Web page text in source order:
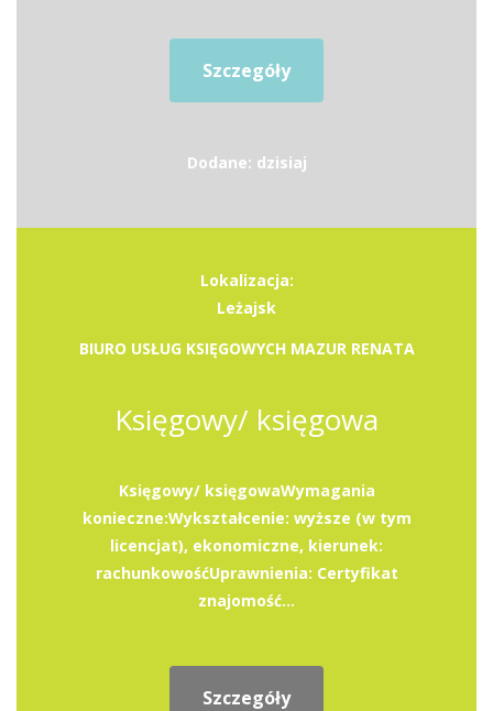
Szczegóły
Dodane: dzisiaj
Lokalizacja:
Leżajsk
BIURO USŁUG KSIĘGOWYCH MAZUR RENATA
Księgowy/ księgowa
Księgowy/ księgowaWymagania
konieczne:Wykształcenie: wyższe (w tym
licencjat), ekonomiczne, kierunek:
rachunkowośćUprawnienia: Certyfikat
znajomość...
Szczegóły